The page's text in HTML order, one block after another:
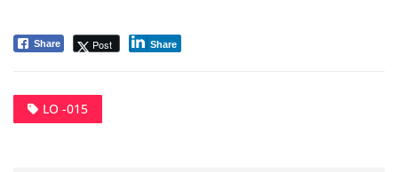
Share Post Share
LO -015